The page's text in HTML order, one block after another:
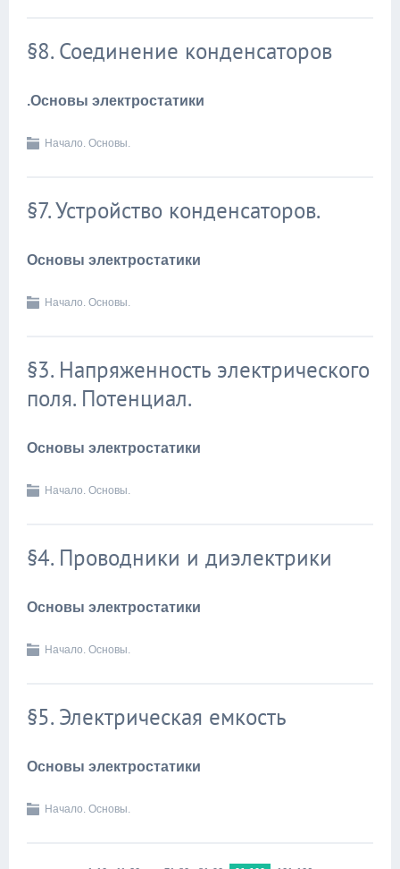
§8. Соединение конденсаторов
.Основы электростатики
Начало. Основы.
§7. Устройство конденсаторов.
Основы электростатики
Начало. Основы.
§3. Напряженность электрического
поля. Потенциал.
Основы электростатики
Начало. Основы.
§4. Проводники и диэлектрики
Основы электростатики
Начало. Основы.
§5. Электрическая емкость
Основы электростатики
Начало. Основы.